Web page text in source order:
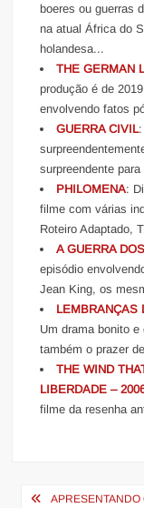
boeres ou guerras
na atual África do
holandesa...
THE GERMAN
produção é de
envolvendo fatos
GUERRA CIVIL
surpreendente
PHILOMENA:
filme com várias
Roteiro Adaptado,
A GUERRA
episódio
Jean King, os
LEMBRANÇAS
Um drama bonito
também o prazer
THE WIND
LIBERDADE –
filme da resenha